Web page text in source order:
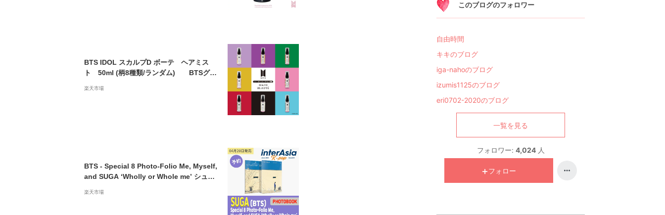
BTS IDOL スカルプD ボーテ ヘアミス
ト 50ml (柄8種類/ランダム) BTSグッ
OPE RM JIMIN V JUNGKOOK IDOL
楽天市場
BTS - Special 8 Photo-Folio Me, Myself,
and SUGA ‘Wholly or Whole me’ シュガ
弾少年団 フォトブック 写真集 公式グッズ
楽天市場
このブログのフォロワー
自由時間
キキのブログ
iga-nahoのブログ
izumis1125のブログ
eri0702-2020のブログ
一覧を見る
フォロワー: 4,024 人
フォロー